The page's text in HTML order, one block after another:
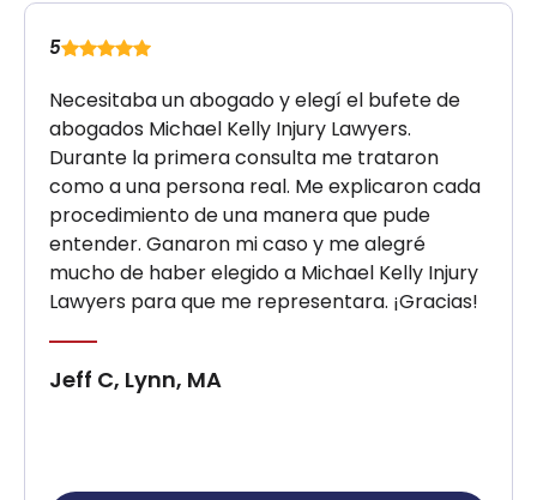
5
Necesitaba un abogado y elegí el bufete de
abogados Michael Kelly Injury Lawyers.
Durante la primera consulta me trataron
como a una persona real. Me explicaron cada
procedimiento de una manera que pude
entender. Ganaron mi caso y me alegré
mucho de haber elegido a Michael Kelly Injury
Lawyers para que me representara. ¡Gracias!
Jeff C, Lynn, MA